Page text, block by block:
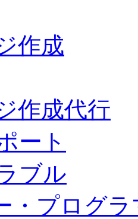
作成
作成代行
ート
ブル
・プログラ